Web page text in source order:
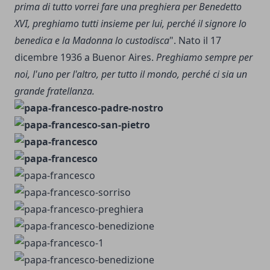
prima di tutto vorrei fare una preghiera per Benedetto
XVI, preghiamo tutti insieme per lui, perché il signore lo
benedica e la Madonna lo custodisca". Nato il 17
dicembre 1936 a Buenor Aires. Preghiamo sempre per
noi, l'uno per l'altro, per tutto il mondo, perché ci sia un
grande fratellanza.